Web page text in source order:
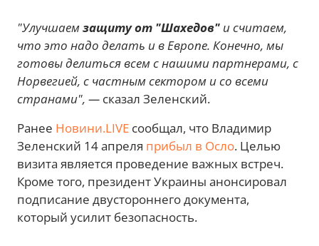
"Улучшаемзащиту от "Шахедов" и считаем,
что это надо делать и в Европе. Конечно, мы
готовы делиться всем с нашими партнерами, с
Норвегией, с частным сектором и со всеми
странами", — сказал Зеленский.
Ранее Новини.LIVE сообщал, что Владимир
Зеленский 14 апреля прибыл в Осло. Целью
визита является проведение важных встреч.
Кроме того, президент Украины анонсировал
подписание двустороннего документа,
который усилит безопасность.